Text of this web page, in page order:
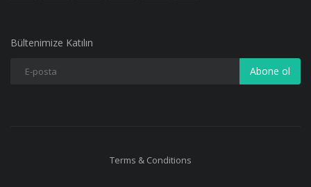
Bültenimize Katılın
Abone ol
Terms & Conditions